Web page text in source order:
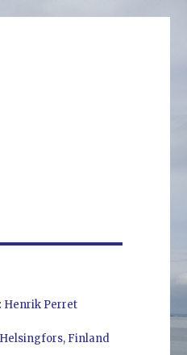
Henrik Perret
Helsingfors, Finland